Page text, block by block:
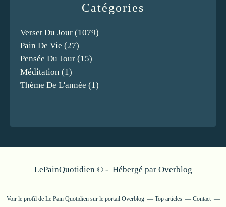
Catégories
Verset Du Jour (1079)
Pain De Vie (27)
Pensée Du Jour (15)
Méditation (1)
Thème De L'année (1)
LePainQuotidien © - Hébergé par Overblog
Voir le profil de Le Pain Quotidiensur le portail Overblog Top articles Contact